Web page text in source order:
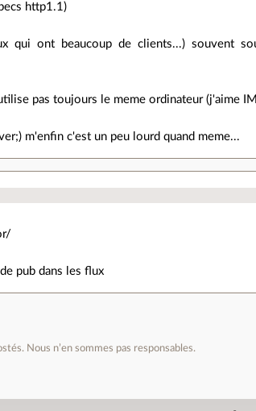
http1.1)
qui ont beaucoup de clients...) souvent
pas toujours le meme ordinateur (j'aime
m'enfin c'est un peu lourd quand meme...
pub dans les flux
Nous n’en sommes pas responsables.